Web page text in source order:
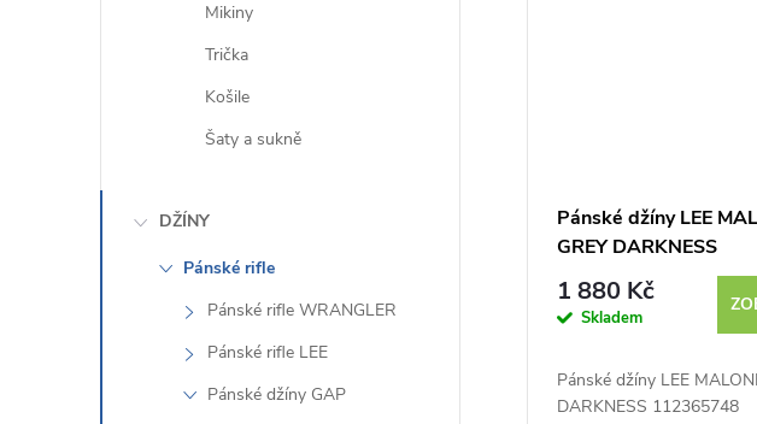
Mikiny
Trička
Košile
Šaty a sukně
DŽÍNY
Pánské rifle
Pánské rifle WRANGLER
Pánské rifle LEE
Pánské džíny GAP
Pánské džíny LEE
GREY DARKNESS
112365748
1 880 Kč
Skladem
Pánské džíny LEE
DARKNESS 112365748